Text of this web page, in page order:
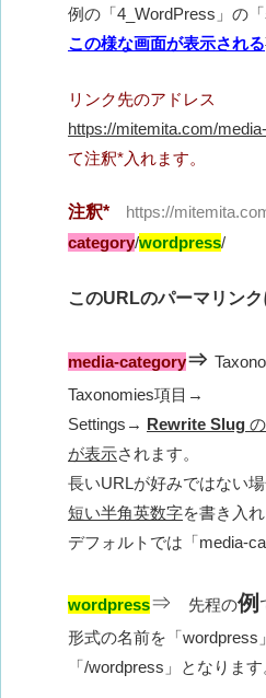
例の「4_WordPress」の「
この様な画面が表示される
リンク先のアドレス
https://mitemita.com/
て注釈*入れます。
注釈* https://
category/wordpress/
このURLのパーマリン
media-category⇒
Taxonomies項目→
Settings→ Rewrite Slug
が表示されます。
長いURLが好みではない
短い半角英数字を書き入れ
デフォルトでは「media-
wordpress⇒ 先程の例
形式の名前を「wordpress
「/wordpress」となります